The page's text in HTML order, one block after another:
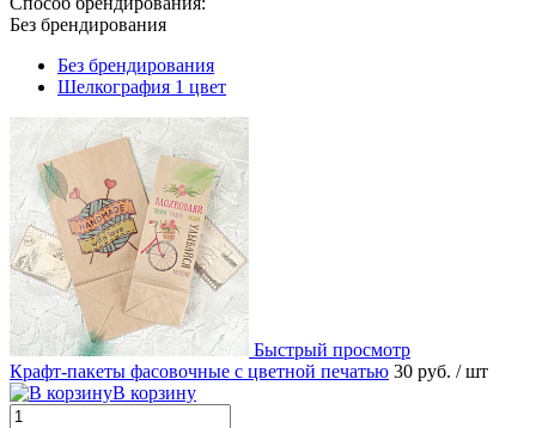
Без брендирования
Без брендирования
Шелкография 1 цвет
Быстрый просмотр
Крафт-пакеты фасовочные с цветной печатью 30 руб. / шт
В корзину